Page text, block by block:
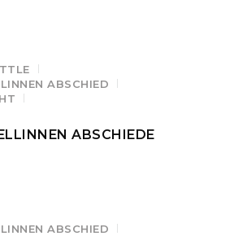
ABSCHIED
ABSCHIEDE
ABSCHIED